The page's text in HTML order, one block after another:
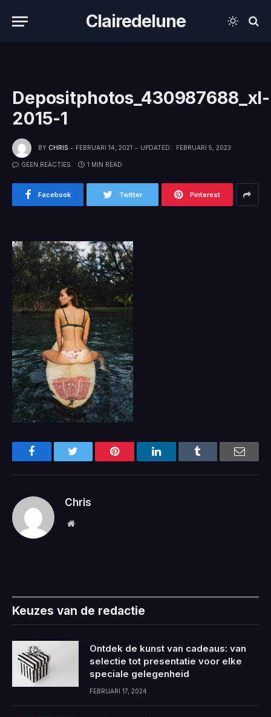
Clairedelune
Depositphotos_430987688_xl-
2015-1
BY CHRIS FEBRUARI 14, 2021 UPDATED: FEBRUARI 5, 2023
GEEN REACTIES 1 MIN READ
Facebook Twitter Pinterest
Facebook Pinterest LinkedIn Email
Chris
Website
Keuzes van de redactie
Ontdek de kunst van cadeaus: van
selectie tot presentatie voor elke
speciale gelegenheid
FEBRUARI 17, 2024